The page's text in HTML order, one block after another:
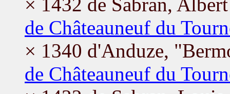
de Châteauneuf du
× 1340 d'Anduze,
de Châteauneuf du